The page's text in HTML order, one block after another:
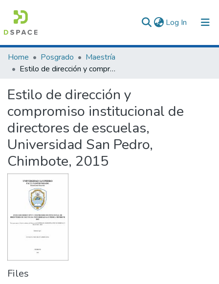
Log In (current)
Communities & Collections
All of DSpace
Statistics
Home Posgrado
Maestría
Estilo de dirección y compromiso institucional de directores de escuelas, Universidad San Pedro, Chimbote, 2015
Estilo de dirección y
compromiso institucional de
directores de escuelas,
Universidad San Pedro,
Chimbote, 2015
Files